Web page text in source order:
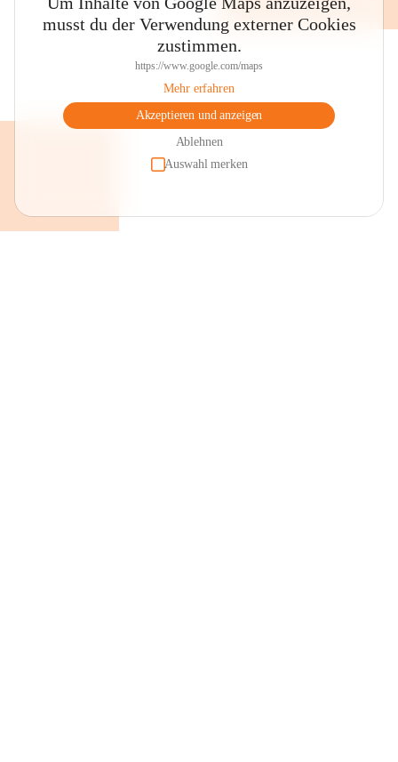
musst du der Verwendung externer Cookies
zustimmen.
https://www.google.com/maps
Mehr erfahren
Akzeptieren und anzeigen
Ablehnen
Auswahl merken